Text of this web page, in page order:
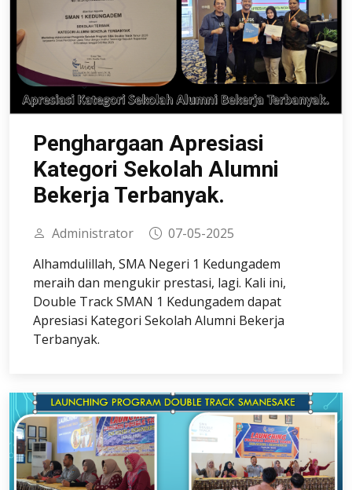
Penghargaan Apresiasi
Kategori Sekolah Alumni
Bekerja Terbanyak.
Administrator
07-05-2025
Alhamdulillah, SMA Negeri 1 Kedungadem
meraih dan mengukir prestasi, lagi. Kali ini,
Double Track SMAN 1 Kedungadem dapat
Apresiasi Kategori Sekolah Alumni Bekerja
Terbanyak.